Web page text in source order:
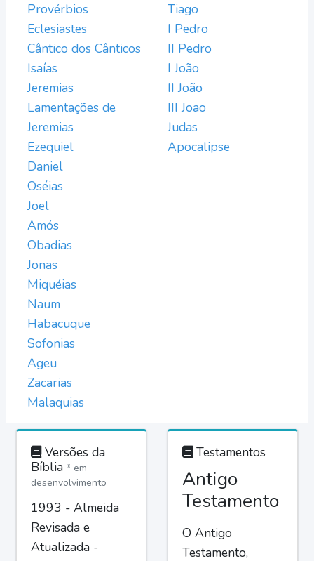
Provérbios
Eclesiastes
Cântico dos Cânticos
Isaías
Jeremias
Lamentações de
Jeremias
Ezequiel
Daniel
Oséias
Joel
Amós
Obadias
Jonas
Miquéias
Naum
Habacuque
Sofonias
Ageu
Zacarias
Malaquias
Tiago
I Pedro
II Pedro
I João
II João
III Joao
Judas
Apocalipse
Versões da
Bíblia * em
desenvolvimento
1993 - Almeida
Revisada e
Atualizada -
Testamentos
Antigo
Testamento
O Antigo
Testamento,